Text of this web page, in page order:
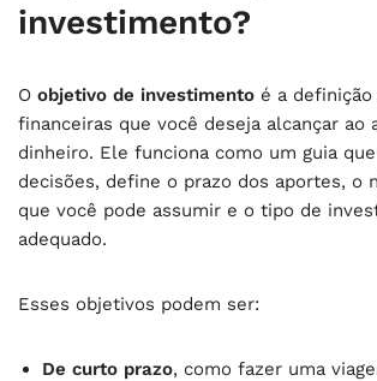
investimento?
O objetivo de investimento é a
financeiras que você deseja alcançar ao
dinheiro. Ele funciona como um guia
decisões, define o prazo dos aportes, o
que você pode assumir e o tipo de
adequado.
Esses objetivos podem ser:
De curto prazo, como fazer uma